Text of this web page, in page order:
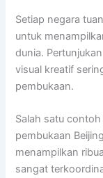
Setiap negara
untuk
dunia.
visual kreatif
pembukaan.
Salah satu
pembukaan
menampilkan
sangat